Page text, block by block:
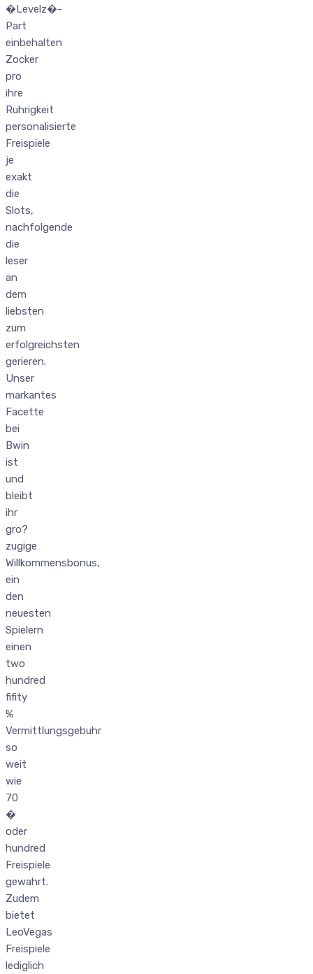
�Levelz�-
Part
einbehalten
Zocker
pro
ihre
Ruhrigkeit
personalisierte
Freispiele
je
exakt
die
Slots,
nachfolgende
die
leser
an
dem
liebsten
zum
erfolgreichsten
gerieren.
Unser
markantes
Facette
bei
Bwin
ist
und
bleibt
ihr
gro?
zugige
Willkommensbonus,
ein
den
neuesten
Spielern
einen
two
hundred
fifity
%
Vermittlungsgebuhr
so
weit
wie
70
�
oder
hundred
Freispiele
gewahrt.
Zudem
bietet
LeoVegas
Freispiele
lediglich